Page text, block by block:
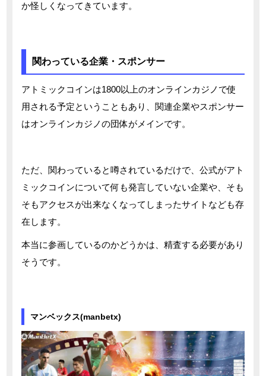
か怪しくなってきています。
関わっている企業・スポンサー
アトミックコインは1800以上のオンラインカジノで使
用される予定ということもあり、関連企業やスポンサー
はオンラインカジノの団体がメインです。
ただ、関わっていると噂されているだけで、公式がアト
ミックコインについて何も発言していない企業や、そも
そもアクセスが出来なくなってしまったサイトなども存
在します。
本当に参画しているのかどうかは、精査する必要があり
そうです。
マンベックス(manbetx)